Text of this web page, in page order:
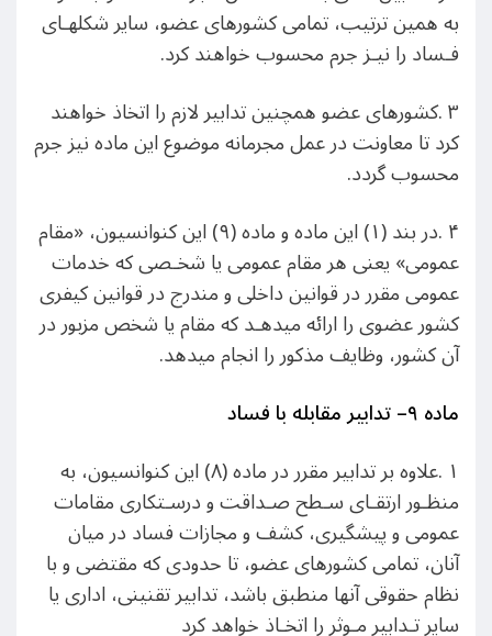
به همین ترتیب، تمامی کشورهای عضو، سایر شکلهـای
فـساد را نیـز جرم محسوب خواهند کرد.
٣ .کشورهای عضو همچنین تدابیر لازم را اتخاذ خواهند
کرد تا معاونت در عمل مجرمانه موضوع این ماده نیز جرم
محسوب گردد.
۴ .در بند (۱) این ماده و ماده (۹) این کنوانسیون، «مقام
عمومی» یعنی هر مقام عمومی یا شخـصی که خدمات
عمومی مقرر در قوانین داخلی و مندرج در قوانین کیفری
کشور عضوی را ارائه میدهـد که مقام یا شخص مزبور در
آن کشور، وظایف مذکور را انجام میدهد.
ماده ٩ –تدابیر مقابله با فساد
١ .علاوه بر تدابیر مقرر در ماده (٨) این کنوانسیون، به
منظـور ارتقـای سـطح صـداقت و درسـتکاری مقامات
عمومی و پیشگیری، کشف و مجازات فساد در میان
آنان، تمامی کشورهای عضو، تا حدودی که مقتضی و با
نظام حقوقی آنها منطبق باشد، تدابیر تقنینی، اداری یا
سایر تـدابیر مـوثر را اتخـاذ خواهد کرد